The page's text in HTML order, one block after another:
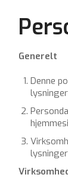
Ge­ne­relt
Denne